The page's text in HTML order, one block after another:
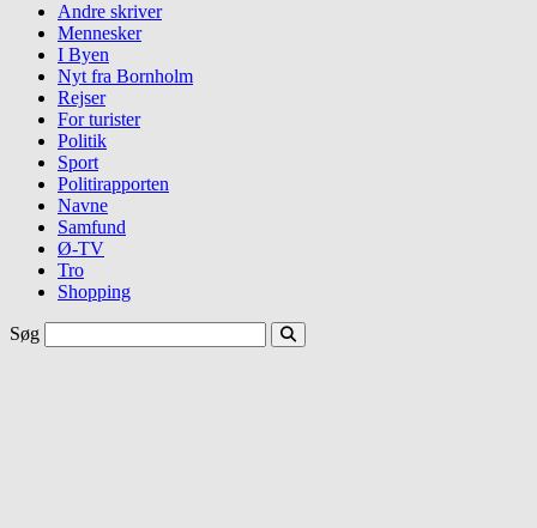
Andre skriver
Mennesker
I Byen
Nyt fra Bornholm
Rejser
For turister
Politik
Sport
Politirapporten
Navne
Samfund
Ø-TV
Tro
Shopping
Søg